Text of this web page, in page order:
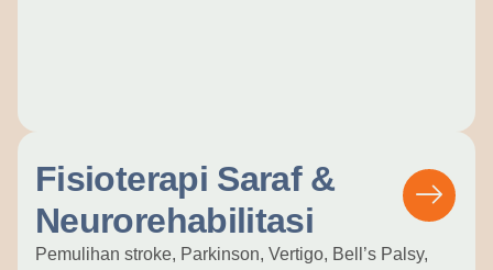
Fisioterapi Saraf &
Neurorehabilitasi
Pemulihan stroke, Parkinson, Vertigo, Bell’s Palsy,